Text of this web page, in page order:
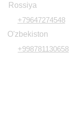
Rossiya
+79647274548
O'zbekiston
+998781130658